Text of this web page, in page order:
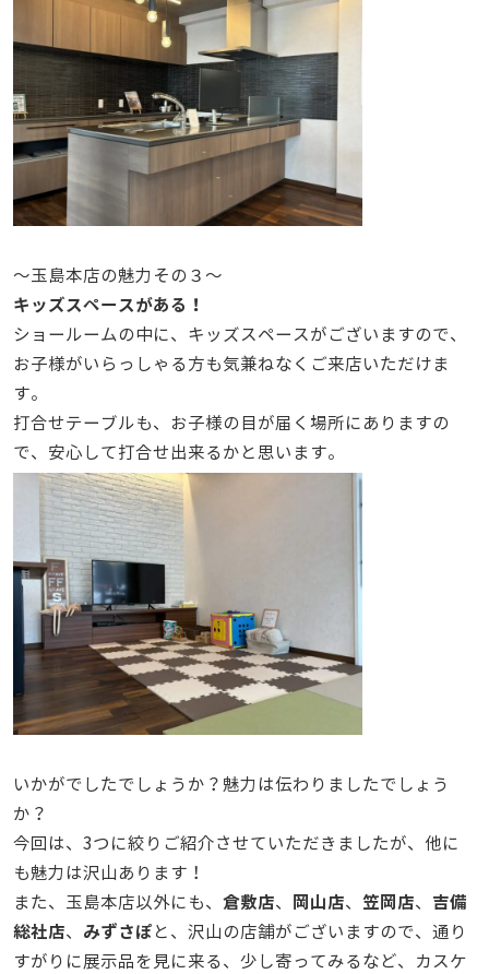
～玉島本店の魅力その３～
キッズスペースがある！
ショールームの中に、キッズスペースがございますので、
お子様がいらっしゃる方も気兼ねなくご来店いただけま
す。
打合せテーブルも、お子様の目が届く場所にありますの
で、安心して打合せ出来るかと思います。
いかがでしたでしょうか？魅力は伝わりましたでしょう
か？
今回は、3つに絞りご紹介させていただきましたが、他に
も魅力は沢山あります！
また、玉島本店以外にも、 倉敷店、 岡山店、 笠岡店、 吉備
総社店、 みずさぽ と、沢山の店舗がございますので、通り
すがりに展示品を見に来る、少し寄ってみるなど、カスケ